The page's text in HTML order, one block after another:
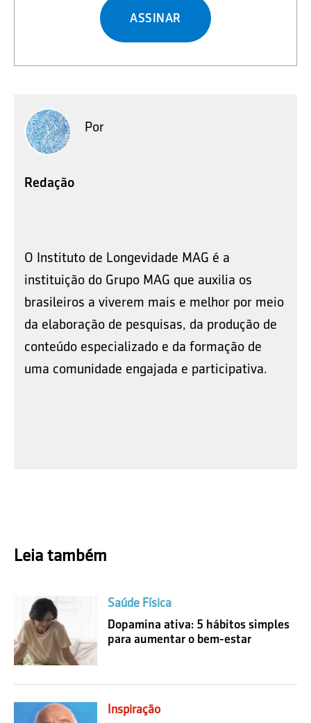
ASSINAR
Por
Redação
O Instituto de Longevidade MAG é a
instituição do Grupo MAG que auxilia os
brasileiros a viverem mais e melhor por meio
da elaboração de pesquisas, da produção de
conteúdo especializado e da formação de
uma comunidade engajada e participativa.
Leia também
Saúde Física
Dopamina ativa: 5 hábitos simples
para aumentar o bem-estar
Inspiração